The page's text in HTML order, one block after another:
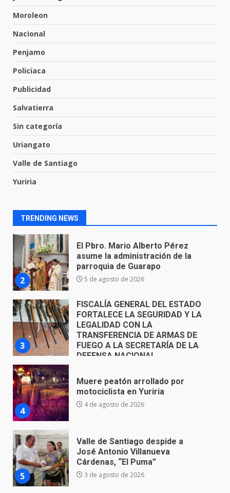
Moroleon
Nacional
Penjamo
Policiaca
Publicidad
Salvatierra
Sin categoría
Uriangato
Valle de Santiago
Yuriria
TRENDING NEWS
6
7
Emboscada a policías en Yuriria
1
2
3
FORTALECE LA SEGURIDAD Y LA
LEGALIDAD CON LA
TRANSFERENCIA DE ARMAS DE
FUEGO A LA SECRETARÍA DE LA
5 de agosto de 2026
4
Muere peatón arrollado por
motociclista en Yuriria
4 de agosto de 2026
5
Valle de Santiago despide a
José Antonio Villanueva
Cárdenas, “El Puma”
3 de agosto de 2026
6
Hombre pierde la vida en
tabiquera
31 de julio de 2026